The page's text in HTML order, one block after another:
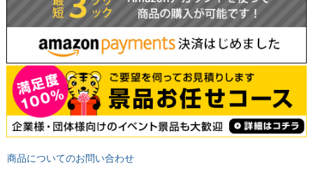
商品についてのお問い合わせ